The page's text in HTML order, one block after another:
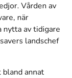
Vården av
när
nytta av tidigare
landschef
annat